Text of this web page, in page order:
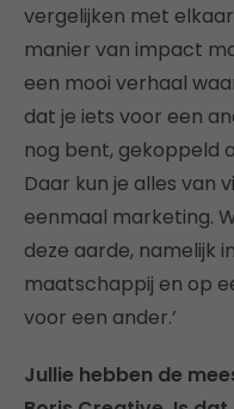
vergelijken met
manier van impact
een mooi verhaal
dat je iets voor een
nog bent, gekoppeld
Daar kun je alles van
eenmaal marketing.
deze aarde, namelijk
maatschappij en op
voor een ander.’
Jullie hebben de